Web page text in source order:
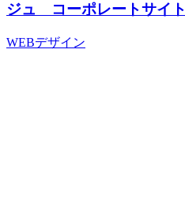
ジュ コーポレートサイト
WEBデザイン